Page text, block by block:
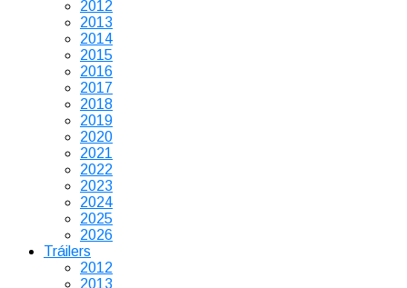
2012
2013
2014
2015
2016
2017
2018
2019
2020
2021
2022
2023
2024
2025
2026
Tráilers
2012
2013